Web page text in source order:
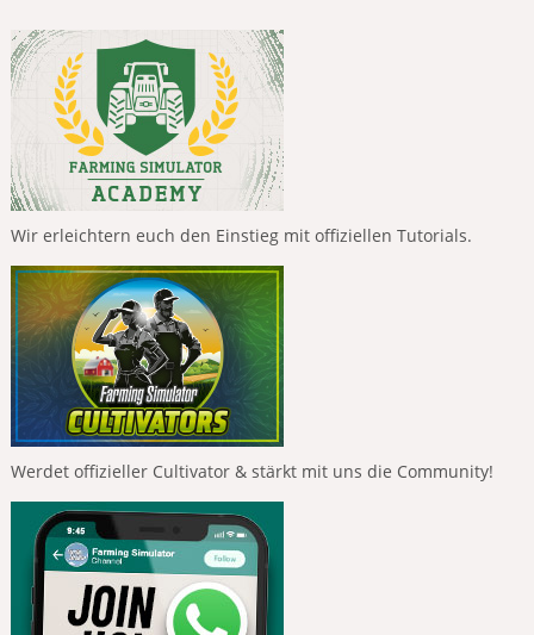
Wir erleichtern euch den Einstieg mit offiziellen Tutorials.
Werdet offizieller Cultivator & stärkt mit uns die Community!